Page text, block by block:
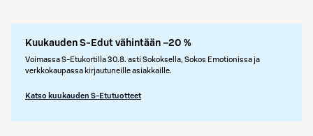
Kuukauden S-Edut vähintään –20 %
Voimassa S-Etukortilla 30.8. asti Sokoksella, Sokos Emotionissa ja
verkkokaupassa kirjautuneille asiakkaille.
Katso kuukauden S-Etutuotteet